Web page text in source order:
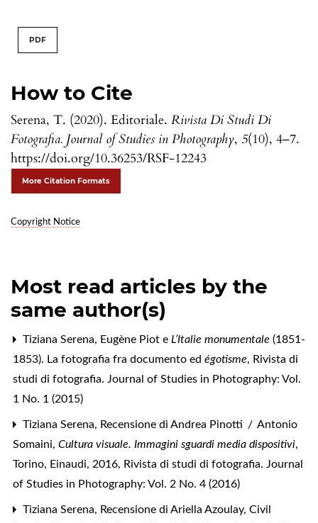
How to Cite
Serena, T. (2020). Editoriale. Rivista Di Studi Di
Fotografia. Journal of Studies in Photography, 5(10), 4–7.
https://doi.org/10.36253/RSF-12243
More Citation Formats
Copyright Notice
PDF
Most read articles by the
same author(s)
Tiziana Serena, Eugène Piot e L’Italie monumentale (1851-
1853). La fotografia fra documento ed égotisme, Rivista di
studi di fotografia. Journal of Studies in Photography: Vol.
1 No. 1 (2015)
Tiziana Serena, Recensione di Andrea Pinotti / Antonio
Somaini, Cultura visuale. Immagini sguardi media dispositivi,
Torino, Einaudi, 2016, Rivista di studi di fotografia. Journal
of Studies in Photography: Vol. 2 No. 4 (2016)
Tiziana Serena, Recensione di Ariella Azoulay, Civil